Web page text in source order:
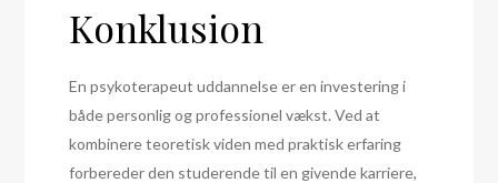
Konklusion
En psykoterapeut uddannelse er en investering i
både personlig og professionel vækst. Ved at
kombinere teoretisk viden med praktisk erfaring
forbereder den studerende til en givende karriere,